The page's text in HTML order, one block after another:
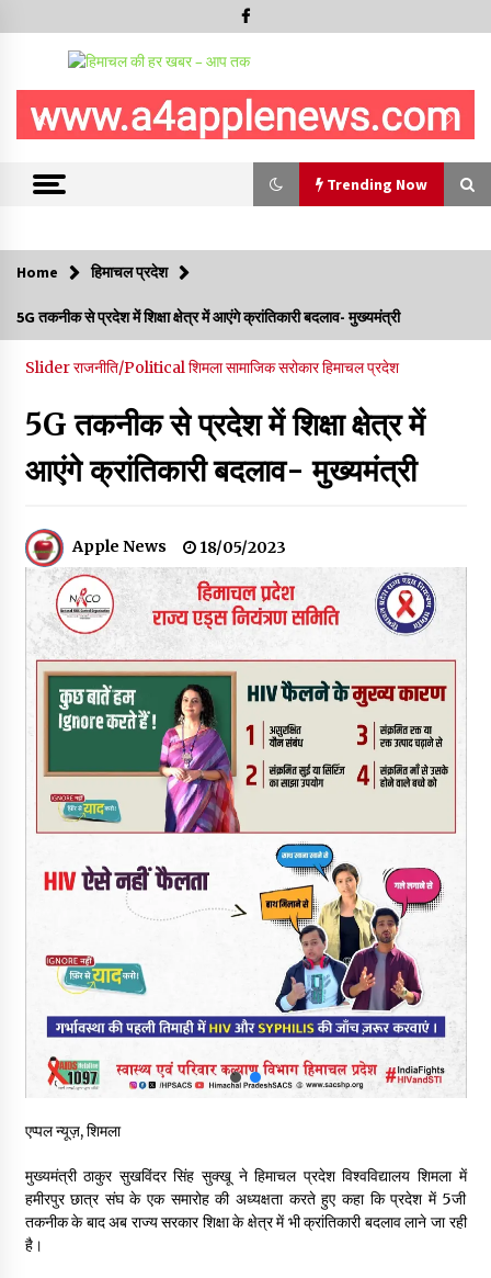
Trending Now
हमीरपुर के बड़सर में मनाया जाएगा राज्यस्तरीय स्वतंत्रता दिवस समारोह, CM
सुक्खू करेंगे ध्वजारोहण
वन विभाग के एक हजार खिलाड़ी रामपुर में दिखाएंगे जौहर, 11 से 13 सितंबर
तक आयोजित होगी 27वीं वार्षिक खेलकूद प्रतियोगिता
07/08/2026
07/08/2026
शिमला पुलिस में बड़ी अनुशासनात्मक कार्रवाई, 3 पुलिसकर्मी निलंबित
07/08/2026
6 साल में पीएम नरेंद्र मोदी के विदेश दौरों पर 557 करोड़ खर्च, सरकार ने
संसद में दी जानकारी
07/08/2026
रूपी भावा वन्यजीव अभयारण्य में फिर दिखा जंगलों का ‘खामोश पहरेदार’, दुर्लभ
हिमालयन “सीरो” कैमरे में कैद
भ्रष्टाचार से अर्जित संपत्ति जब्त कर गरीबों में बांटेगी हिमाचल सरकार -CM
06/08/2026
नितिन गडकरी से मिले विक्रमादित्य सिंह, हिमाचल की सड़क परियोजनाओं को
मिली बड़ी सौगात
नेता प्रतिपक्ष जयराम के आरोप निराधार, सबूत हैं तो सार्वजनिक करें: नरेश
चौहान
Home हिमाचल प्रदेश
5G तकनीक से प्रदेश में शिक्षा क्षेत्र में आएंगे क्रांतिकारी बदलाव- मुख्यमंत्री
Sliderराजनीति/Politicalशिमलासामाजिक सरोकारहिमाचल प्रदेश
5G तकनीक से प्रदेश में शिक्षा क्षेत्र में
आएंगे क्रांतिकारी बदलाव- मुख्यमंत्री
Apple News 18/05/2023
एप्पल न्यूज़, शिमला
मुख्यमंत्री ठाकुर सुखविंदर सिंह सुक्खू ने हिमाचल प्रदेश विश्वविद्यालय शिमला में
हमीरपुर छात्र संघ के एक समारोह की अध्यक्षता करते हुए कहा कि प्रदेश में 5जी
तकनीक के बाद अब राज्य सरकार शिक्षा के क्षेत्र में भी क्रांतिकारी बदलाव लाने जा रही
है।